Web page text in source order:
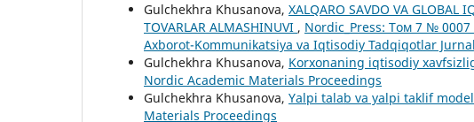
Gulchekhra Khusanova, XALQARO SAVDO VA GLOBAL
TOVARLAR ALMASHINUVI , Nordic_Press: Том 7 №
Axborot-Kommunikatsiya va Iqtisodiy Tadqiqotlar
Gulchekhra Khusanova, Korxonaning iqtisodiy
Nordic Academic Materials Proceedings
Gulchekhra Khusanova, Yalpi talab va yalpi taklif
Materials Proceedings